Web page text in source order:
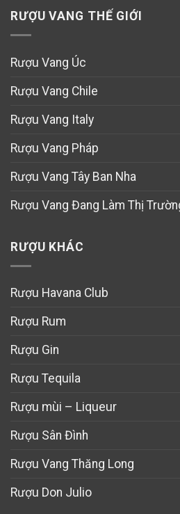
RƯỢU VANG THẾ GIỚI
Rượu Vang Úc
Rượu Vang Chile
Rượu Vang Italy
Rượu Vang Pháp
Rượu Vang Tây Ban Nha
Rượu Vang Đang Làm Thị
RƯỢU KHÁC
Rượu Havana Club
Rượu Rum
Rượu Gin
Rượu Tequila
Rượu mùi – Liqueur
Rượu Sân Đình
Rượu Vang Thăng Long
Rượu Don Julio